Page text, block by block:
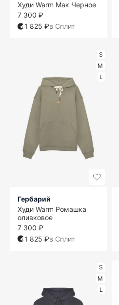
Худи Warm Мак Черное
7 300 ₽
1 825 ₽в Сплит
S
M
L
Гербарий
Худи Warm Ромашка
оливковое
7 300 ₽
1 825 ₽в Сплит
S
M
L